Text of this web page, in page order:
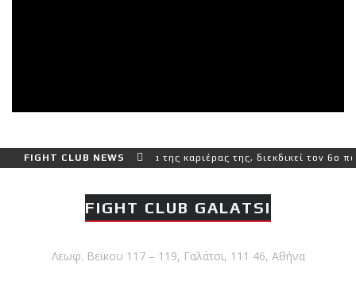
FIGHT CLUB NEWS
και πιο δύσκολο αγώνα της καριέρας της, διεκδικεί τον 6ο
FIGHT CLUB GALATSI
Λεωφ. Βεϊκου 117 – 119, Γαλάτσι, 111 46, Αθήνα